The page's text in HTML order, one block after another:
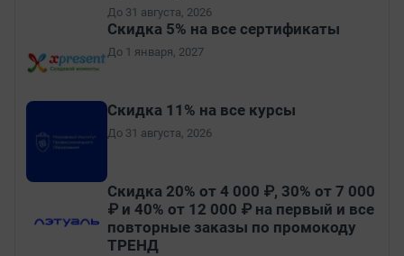
До 31 августа, 2026
Скидка 5% на все сертификаты
До 1 января, 2027
Скидка 11% на все курсы
До 31 августа, 2026
Скидка 20% от 4 000 ₽, 30% от 7 000
₽ и 40% от 12 000 ₽ на первый и все
повторные заказы по промокоду
ТРЕНД